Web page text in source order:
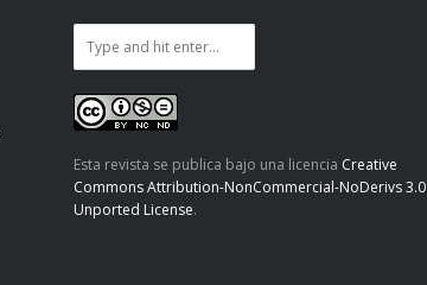
Esta revista se publica bajo una licencia Creative
Commons Attribution-NonCommercial-NoDerivs 3.0
Unported License.